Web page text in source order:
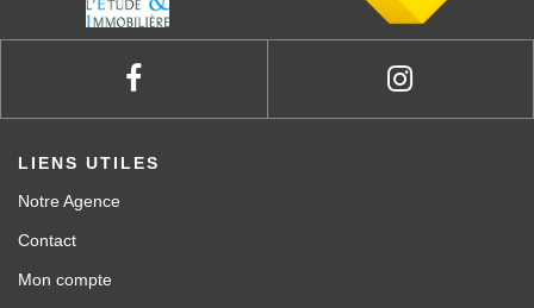
LIENS UTILES
Notre Agence
Contact
Mon compte